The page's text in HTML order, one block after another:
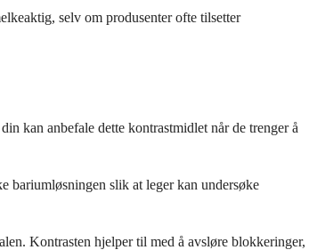
selv om produsenter ofte tilsetter
kan anbefale dette kontrastmidlet når de trenger å
bariumløsningen slik at leger kan undersøke
Kontrasten hjelper til med å avsløre blokkeringer,